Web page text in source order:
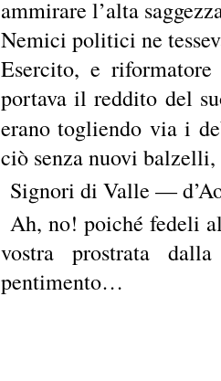
ammirare l’alta
Nemici politici ne
Esercito, e
portava il reddito del
erano togliendo via i
ciò senza nuovi
Signori di Valle —
Ah, no! poiché fedeli
vostra prostrata
pentimento…